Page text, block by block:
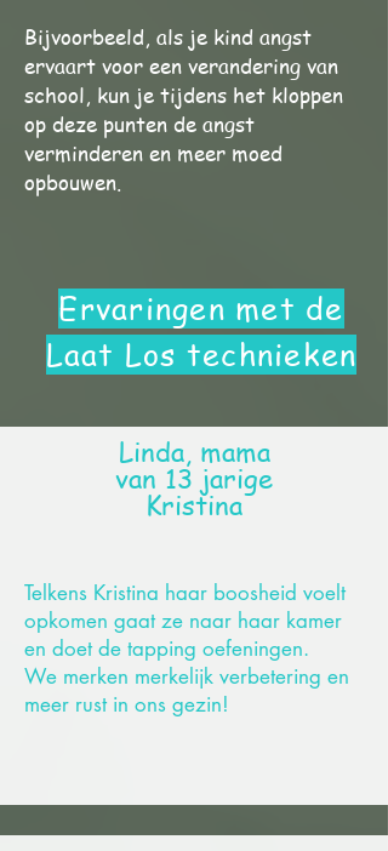
Bijvoorbeeld, als je kind angst
ervaart voor een verandering van
school, kun je tijdens het kloppen
op deze punten de angst
verminderen en meer moed
opbouwen.
Ervaringen met de
Laat Los technieken
Linda, mama
van 13 jarige
Kristina
Telkens Kristina haar boosheid voelt
opkomen gaat ze naar haar kamer
en doet de tapping oefeningen.
We merken merkelijk verbetering en
meer rust in ons gezin!